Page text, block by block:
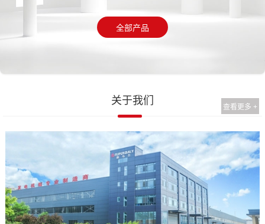
全部产品
关于我们
查看更多 +